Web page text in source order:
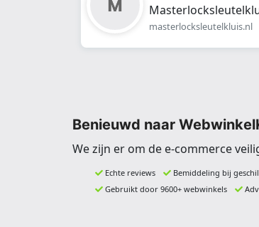
masterlocksleutelkluis.nl
Benieuwd naar
We zijn er om de e-commerce
Echte reviews
Bemiddeling bij
Gebruikt door 9600+ webwinkels